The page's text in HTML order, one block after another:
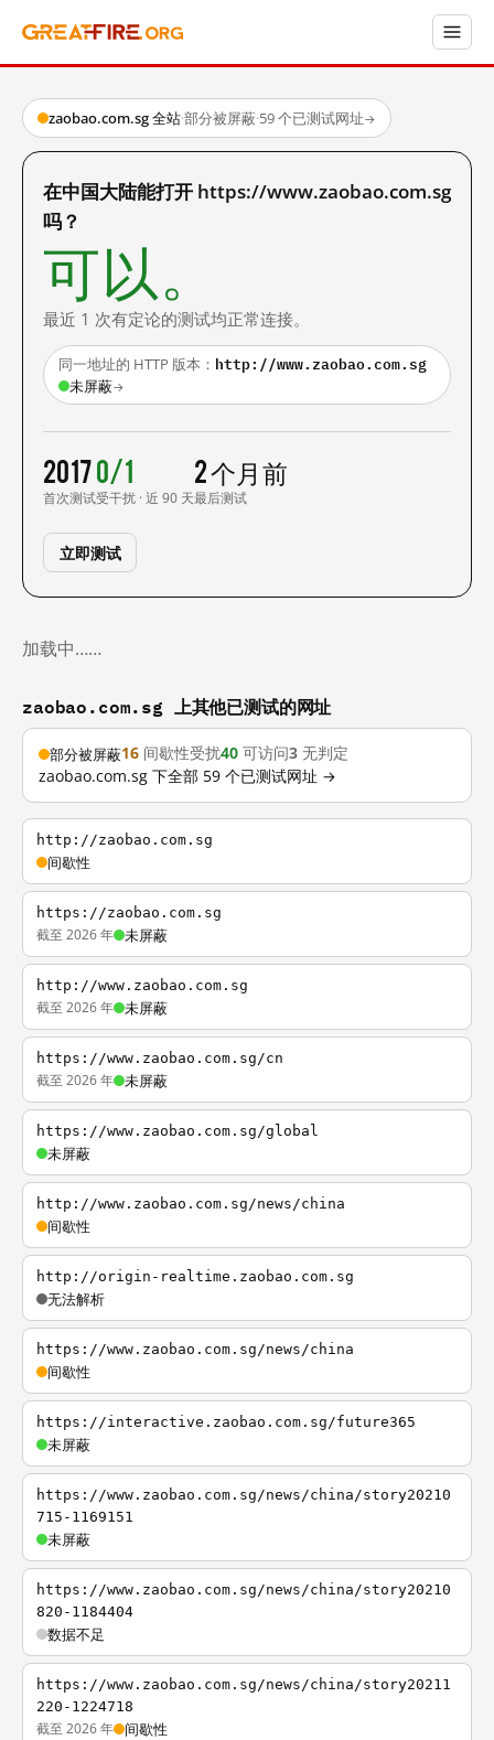
zaobao.com.sg 全站·部分被屏蔽·59 个已测试网址→
在中国大陆能打开 https://www.zaobao.com.sg
吗？
可以。
最近 1 次有定论的测试均正常连接。
同一地址的 HTTP 版本： http://www.zaobao.com.sg
未屏蔽→
2017
首次测试
0/1
受干扰 · 近 90 天
2 个月前
最后测试
立即测试
加载中……
zaobao.com.sg 上其他已测试的网址
部分被屏蔽16 间歇性受扰40 可访问3 无判定
zaobao.com.sg 下全部 59 个已测试网址 →
http://zaobao.com.sg
间歇性
https://zaobao.com.sg
截至 2026 年 未屏蔽
http://www.zaobao.com.sg
截至 2026 年 未屏蔽
https://www.zaobao.com.sg/cn
截至 2026 年 未屏蔽
https://www.zaobao.com.sg/global
未屏蔽
http://www.zaobao.com.sg/news/china
间歇性
http://origin-realtime.zaobao.com.sg
无法解析
https://www.zaobao.com.sg/news/china
间歇性
https://interactive.zaobao.com.sg/future365
未屏蔽
https://www.zaobao.com.sg/news/china/story20210
715-1169151
未屏蔽
https://www.zaobao.com.sg/news/china/story20210
820-1184404
数据不足
https://www.zaobao.com.sg/news/china/story20211
220-1224718
截至 2026 年 间歇性